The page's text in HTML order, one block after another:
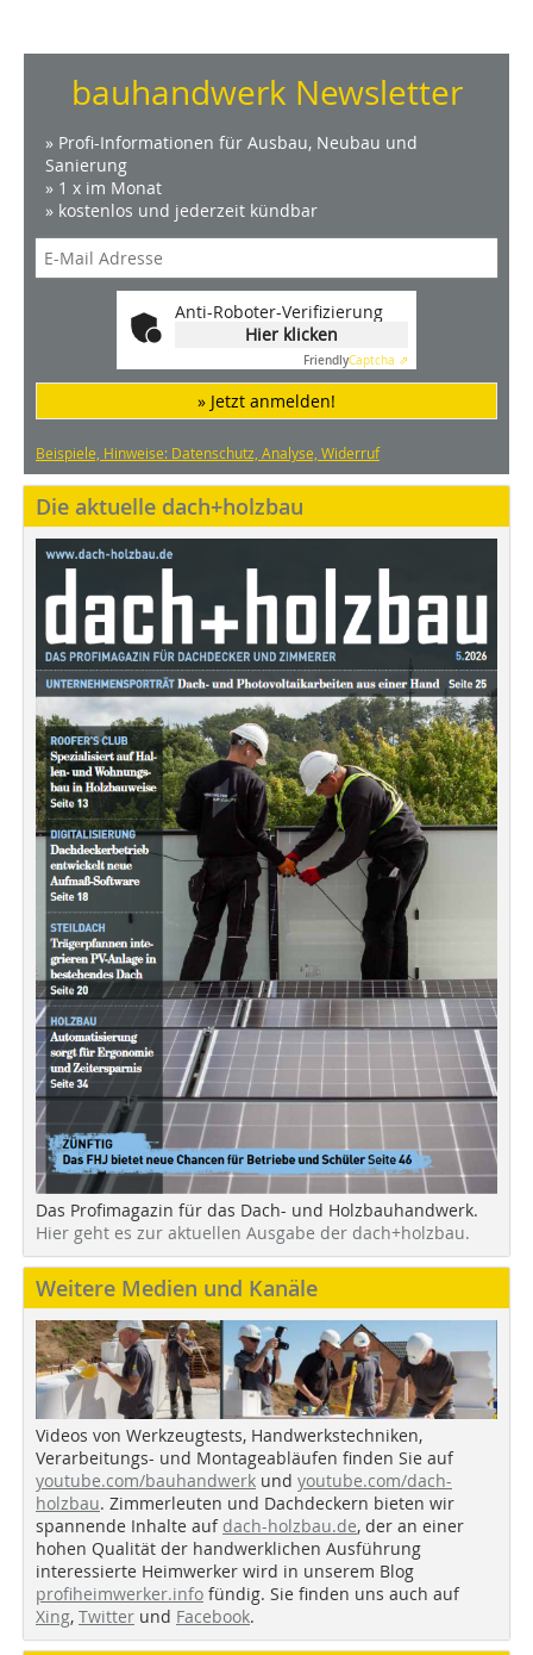
bauhandwerk Newsletter
» Profi-Informationen für Ausbau, Neubau und
Sanierung
» 1 x im Monat
» kostenlos und jederzeit kündbar
Anti-Roboter-Verifizierung
Hier klicken
FriendlyCaptcha ⇗
» Jetzt anmelden!
Beispiele, Hinweise: Datenschutz, Analyse, Widerruf
Die aktuelle dach+holzbau
Das Profimagazin für das Dach- und Holzbauhandwerk.
Hier geht es zur aktuellen Ausgabe der dach+holzbau.
Weitere Medien und Kanäle
Videos von Werkzeugtests, Handwerkstechniken,
Verarbeitungs- und Montageabläufen finden Sie auf
youtube.com/bauhandwerk und youtube.com/dach-
holzbau. Zimmerleuten und Dachdeckern bieten wir
spannende Inhalte auf dach-holzbau.de, der an einer
hohen Qualität der handwerklichen Ausführung
interessierte Heimwerker wird in unserem Blog
profiheimwerker.info fündig. Sie finden uns auch auf
Xing, Twitter und Facebook.